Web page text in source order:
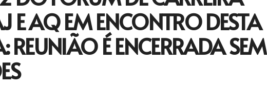
E AQ EM ENCONTRO DESTA
REUNIÃO É ENCERRADA SEM